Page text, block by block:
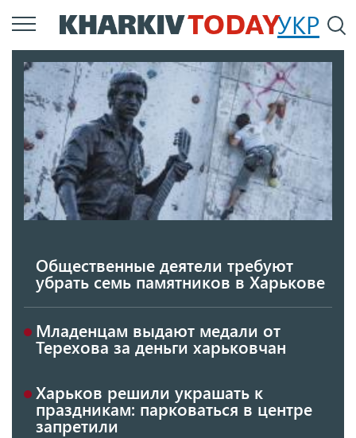
Перейти
к
содержанию
УКР
Общественные деятели требуют
убрать семь памятников в Харькове
Младенцам выдают медали от
Терехова за деньги харьковчан
Харьков решили украшать к
праздникам: парковаться в центре
запретили